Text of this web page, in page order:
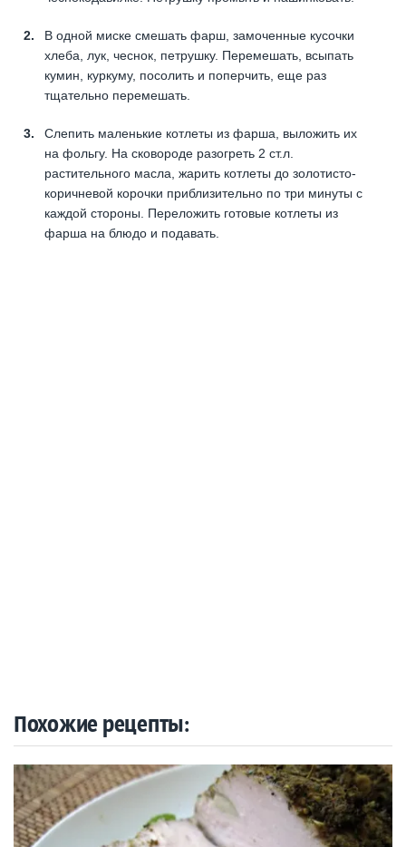
В одной миске смешать фарш, замоченные кусочки
хлеба, лук, чеснок, петрушку. Перемешать, всыпать
кумин, куркуму, посолить и поперчить, еще раз
тщательно перемешать.
Слепить маленькие котлеты из фарша, выложить их
на фольгу. На сковороде разогреть 2 ст.л.
растительного масла, жарить котлеты до золотисто-
коричневой корочки приблизительно по три минуты с
каждой стороны. Переложить готовые котлеты из
фарша на блюдо и подавать.
Похожие рецепты: